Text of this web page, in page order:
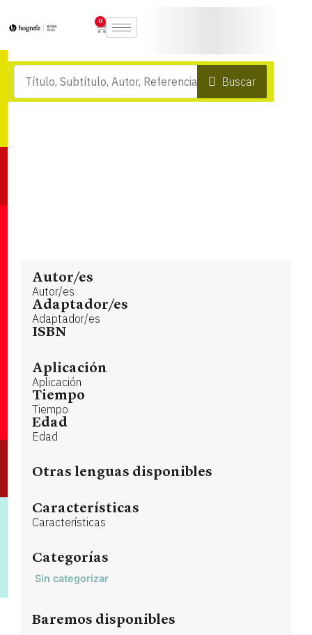
0
Buscar
Autor/es
Autor/es
Adaptador/es
Adaptador/es
ISBN
Aplicación
Aplicación
Tiempo
Tiempo
Edad
Edad
Otras lenguas disponibles
Características
Características
Categorías
Sin categorizar
Baremos disponibles